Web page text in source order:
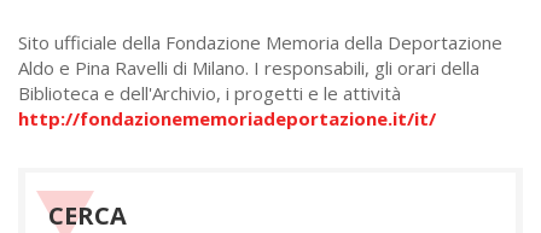
Sito ufficiale della Fondazione Memoria della Deportazione
Aldo e Pina Ravelli di Milano. I responsabili, gli orari della
Biblioteca e dell'Archivio, i progetti e le attività
http://fondazionememoriadeportazione.it/it/
CERCA